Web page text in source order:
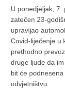
U ponedjeljak, 7.
zatečen 23-
upravljao
Covid-liječenje u
prethodno
druge ljude da
bit će
odvjetništvu.